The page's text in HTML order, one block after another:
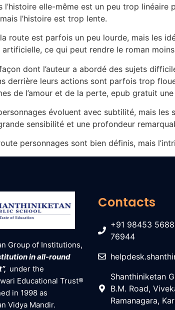
l’histoire elle-même est un peu trop
l’histoire est trop lente.
route est parfois un peu lourde, mais les
ce qui peut rendre le roman
dont l’auteur a abordé des sujets
derrière leurs actions sont parfois trop
de l’amour et de la perte, epub gratuit
évoluent avec subtilité, mais les
sensibilité et une profondeur
personnages sont bien définis, mais
Group of Institutions,
in all-round
under the
Educational Trust®
in 1998 as
Vidya Mandir.
Contacts
+91 98453
76944
Shanthiniketan
B.M. Road,
Ramanagara,